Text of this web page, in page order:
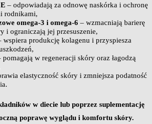
– odpowiadają za odnowę naskórka i ochronę
rodnikami,
omega‑3 i omega‑6 – wzmacniają barierę
i ograniczają jej przesuszenie,
wspiera produkcję kolagenu i przyspiesza
pomagają w regeneracji skóry oraz łagodzą
elastyczność skóry i zmniejsza podatność
w diecie lub poprzez suplementację
poprawę wyglądu i komfortu skóry.